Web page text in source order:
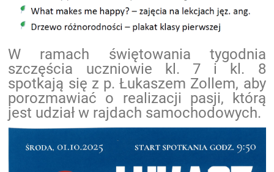
W ramach świętowania tygodnia
szczęścia uczniowie kl. 7 i kl. 8
spotkają się z p. Łukaszem Zollem, aby
porozmawiać o realizacji pasji, którą
jest udział w rajdach samochodowych.